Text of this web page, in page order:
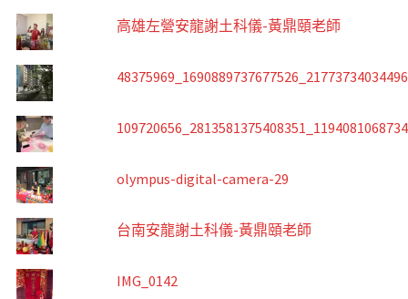
高雄左營安龍謝土科儀-黃鼎頤老師
olympus-digital-camera-29
台南安龍謝土科儀-黃鼎頤老師
IMG_0142